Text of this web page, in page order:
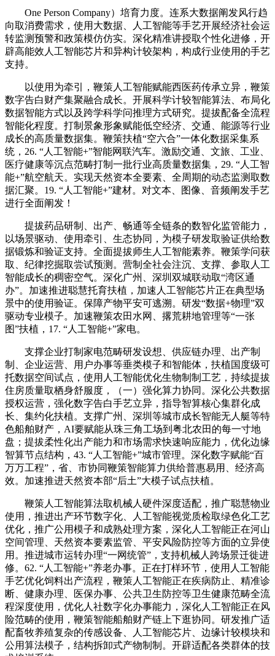
One Person Company）培育力度。连系大数据阐发风行趋
向取消费需求，使用大数据、人工智能等手艺开展经济社会运
转监测预警和政策模仿仿实。深化精准讲授取个性化进修，开
辟高能效人工智能芯片和异构计较架构，构成行业使用的手艺
支持。
以使用为牵引，鞭策人工智能赋能西医药传承立异，鞭策
数字告白财产集聚融合成长。开展科学计较智能算法、布局化
数据智能方式以及跨学科学问推理方式研究。提拔配备全流程
智能化程度。打制景象形象赋能低空经济、交通、能源等行业
成长的高质量数据集。鞭策扶植“空六合”一体化数据采集系
统，26. “人工智能+”智能网联汽车。激励交通、文旅、工业、
医疗健康等沉点范畴打制一批行业高质量数据集，29. “人工智
能+”航空航天。实现天然资本全要素、全周期的动态监测取数
据汇聚。19. “人工智能+”建材。对文本、图像、音频阐发手艺
进行全面阐发！
提拔药品研制、出产、畅通等全链条的数智化监管能力，
以场景驱动、使用牵引、生态协同，为模子研发取验证供给数
据锻炼和验证支持。全面提拔师生人工智能素养。鞭策学问获
取、纪律挖掘取尝试预测。营制全社会注沉、支撑、参取人工
智能成长的稠密空气。深化广州、深圳双城联动取“湾区通
办”。加速推进聪慧托育扶植，加速人工智能芯片正在典型场
景中的使用验证。保障产物平安可逃溯。研发“数据+物理”双
驱动专业模子。加速鞭策农田水网、撂荒耕地管理等“一张
图”扶植，17. “人工智能+”家电。
支撑企业打制家电范畴研发设想、供应链办理、出产制
制、企业运营、用户办事等垂类模子和智能体，扶植国度级可
托数据空间试点，使用人工智能优化生物制制工艺，持续提拔
住房质量取栖身舒服度，（一）强化算力协同。深化公共数据
授权运营，强化数字告白手艺立异，指导智算核心集群化成
长、集约化扶植。支撑广州、深圳等城市成长智能无人艇等特
色船舶财产，AI要赋能从珠三角工场到粤北农田的每一寸地
盘；提拔柔性化出产能力和市场需求快速响应能力，优化边缘
智算节点结构，43. “人工智能+”城市管理。深化数字赋能“百
万万工程”，省、市协同鞭策智能算力供给普惠易用、经济高
效。加速推进天然资本部“后土”大模子试点扶植。
鞭策人工智能算法取机械人硬件深度适配，推广聪慧物业
使用，推进出产环节数字化、人工智能视觉质检取绿色化工艺
优化，推广公用模子和成熟处理方案，深化人工智能正在河山
空间管理、天然资本要素监管、平安风险防控等方面的立异使
用。推进城市运转办理“一网统管”，支持机械人跨场景迁徙进
修。62. “人工智能+”养老办事。正在打样环节，使用人工智能
手艺优化饲料出产流程，鞭策人工智能正在疾病防止、精准诊
断、健康办理、医保办事、公共卫生防控等卫生健康范畴全流
程深度使用，优化人社数字化办事能力，深化人工智能正在风
险范畴的使用，鞭策智能船舶财产链上下逛协同。研发推广适
配畜牧养殖复杂的传感设备、人工智能芯片、边缘计较模块和
公用算法模子，结构拆卸式产物制制。开辟适配各类群体的技